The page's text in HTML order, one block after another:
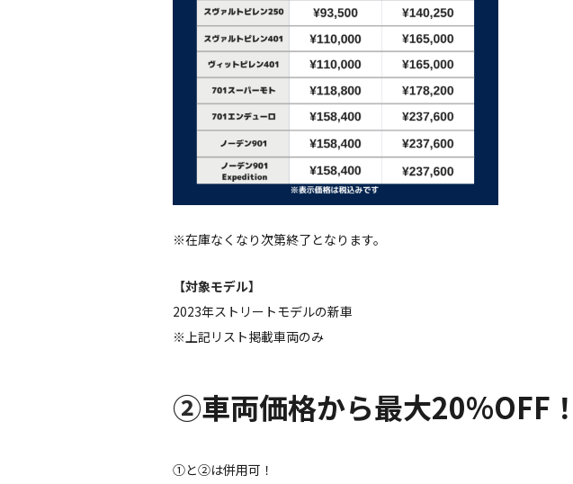
※在庫なくなり次第終了となります。
【対象モデル】
2023年ストリートモデルの新車
※上記リスト掲載車両のみ
②車両価格から最大20%OFF！
①と②は併用可！